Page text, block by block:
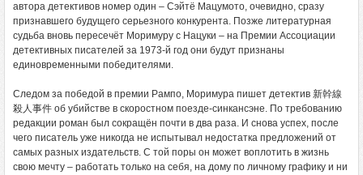
автора детективов номер один – Сэйтё Мацумото, очевидно, сразу
признавшего будущего серьезного конкурента. Позже литературная
судьба вновь пересечёт Моримуру с Нацуки – на Премии Ассоциации
детективных писателей за 1973-й год они будут признаны
единовременными победителями.
Следом за победой в премии Рампо, Моримура пишет детектив 新幹線
殺人事件 об убийстве в скоростном поезде-синкансэне. По требованию
редакции роман был сокращён почти в два раза. И снова успех, после
чего писатель уже никогда не испытывал недостатка предложений от
самых разных издательств. С той поры он может воплотить в жизнь
свою мечту – работать только на себя, на дому по личному графику и ни